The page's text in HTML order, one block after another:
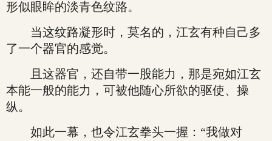
形似眼眸的淡青色纹路。
当这纹路凝形时，莫名的，江玄有种自己多
了一个器官的感觉。
且这器官，还自带一股能力，那是宛如江玄
本能一般的能力，可被他随心所欲的驱使、操
纵。
如此一幕，也令江玄拳头一握：“我做对